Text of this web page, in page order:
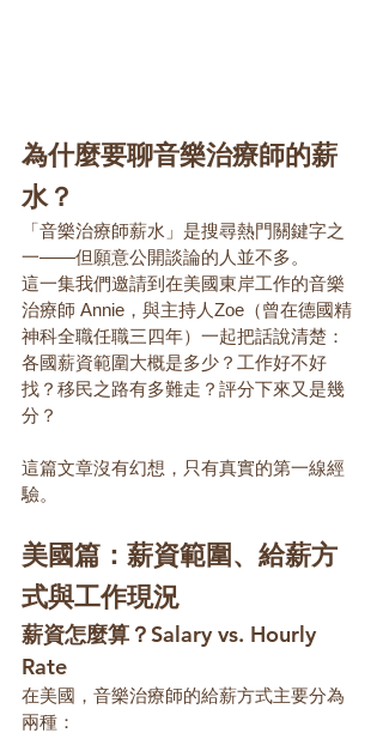
為什麼要聊音樂治療師的薪
水？
「音樂治療師薪水」是搜尋熱門關鍵字之
一——但願意公開談論的人並不多。
這一集我們邀請到在美國東岸工作的音樂
治療師 Annie，與主持人Zoe（曾在德國精
神科全職任職三四年）一起把話說清楚：
各國薪資範圍大概是多少？工作好不好
找？移民之路有多難走？評分下來又是幾
分？
這篇文章沒有幻想，只有真實的第一線經
驗。
美國篇：薪資範圍、給薪方
式與工作現況
薪資怎麼算？Salary vs. Hourly
Rate
在美國，音樂治療師的給薪方式主要分為
兩種：